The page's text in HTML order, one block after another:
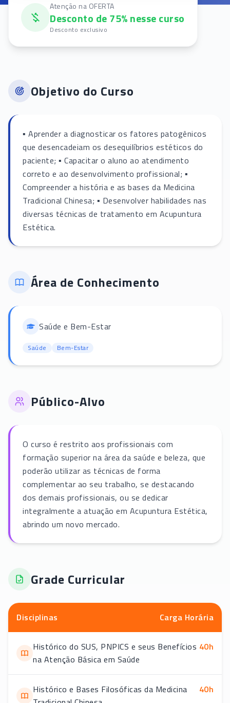
Atenção na OFERTA
Desconto de 75% nesse curso
Desconto exclusivo
Objetivo do Curso
▪ Aprender a diagnosticar os fatores patogênicos
que desencadeiam os desequilíbrios estéticos do
paciente; ▪ Capacitar o aluno ao atendimento
correto e ao desenvolvimento profissional; ▪
Compreender a história e as bases da Medicina
Tradicional Chinesa; ▪ Desenvolver habilidades nas
diversas técnicas de tratamento em Acupuntura
Estética.
Área de Conhecimento
Saúde e Bem-Estar
Saúde Bem-Estar
Público-Alvo
O curso é restrito aos profissionais com
formação superior na área da saúde e beleza, que
poderão utilizar as técnicas de forma
complementar ao seu trabalho, se destacando
dos demais profissionais, ou se dedicar
integralmente a atuação em Acupuntura Estética,
abrindo um novo mercado.
Grade Curricular
Disciplinas Carga Horária
Histórico do SUS, PNPICS e seus Benefícios
na Atenção Básica em Saúde
40h
Histórico e Bases Filosóficas da Medicina
40h